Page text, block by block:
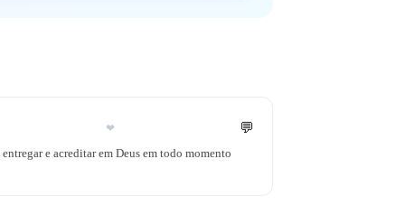
❤ 💬
e acreditar em Deus em todo momento